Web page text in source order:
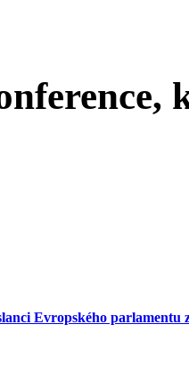
Evropského parlamentu